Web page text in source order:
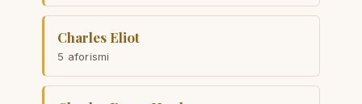
Charles Eliot
5 aforismi